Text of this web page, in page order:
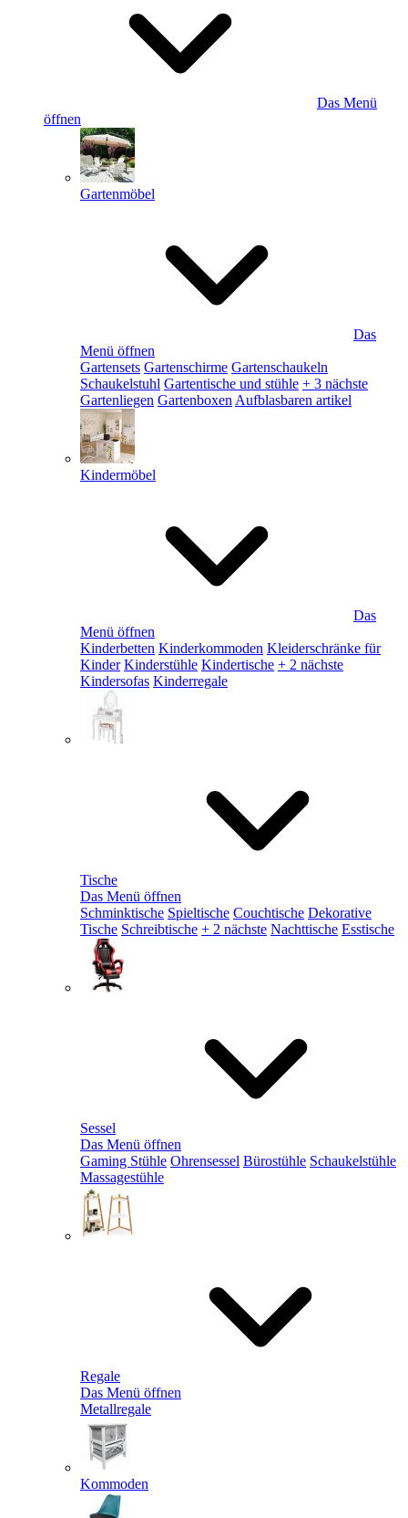
Das Menü
öffnen
Gartenmöbel
Das
Menü öffnen
Gartensets Gartenschirme Gartenschaukeln
Schaukelstuhl Gartentische und stühle + 3 nächste
Gartenliegen Gartenboxen Aufblasbaren artikel
Kindermöbel
Das
Menü öffnen
Kinderbetten Kinderkommoden Kleiderschränke für
Kinder Kinderstühle Kindertische + 2 nächste
Kindersofas Kinderregale
Tische
Das Menü öffnen
Schminktische Spieltische Couchtische Dekorative
Tische Schreibtische + 2 nächste Nachttische Esstische
Sessel
Das Menü öffnen
Gaming Stühle Ohrensessel Bürostühle Schaukelstühle
Massagestühle
Regale
Das Menü öffnen
Metallregale
Kommoden